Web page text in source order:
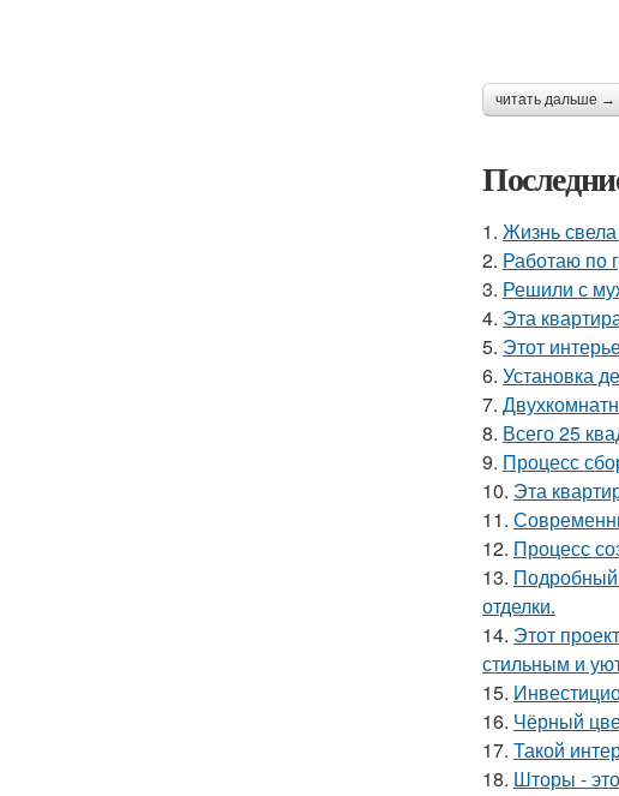
читать дальше →
1. Жизнь
2. Работаю по
3. Решили с
4. Эта
5. Этот
6. Установка
7.
8. Всего 25
9. Процесс
10. Эта
11.
12. Процесс
13. Подробный
отделки.
14. Этот
стильным и
15.
16. Чёрный
17. Такой
18. Шторы -